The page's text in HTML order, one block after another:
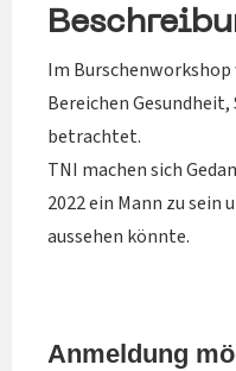
Im Burschenworkshop
Bereichen
betrachtet.
TNI machen sich
2022 ein Mann zu sein
aussehen könnte.
Anmeldung